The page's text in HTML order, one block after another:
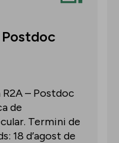
Postdoc
– Postdoc
de
Termini de
18 d’agost de